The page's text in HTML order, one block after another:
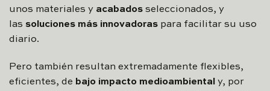
unos materiales y acabados seleccionados, y
las soluciones más innovadoras para facilitar su uso
diario.
Pero también resultan extremadamente flexibles,
eficientes, de bajo impacto medioambiental y, por